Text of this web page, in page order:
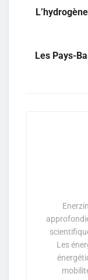
Les Pays-
Les